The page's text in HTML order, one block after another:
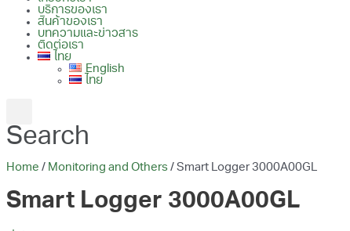
บริการของเรา
สินค้าของเรา
บทความและข่าวสาร
ติดต่อเรา
ไทย
English
ไทย
Search
Home / Monitoring and Others / Smart Logger 3000A00GL
Smart Logger 3000A00GL